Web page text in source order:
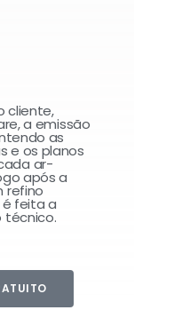
cliente,
a emissão
as
e os planos
ar-
após a
refino
feita a
técnico.